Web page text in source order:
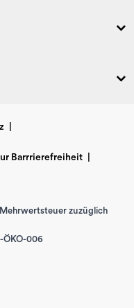
Barrrierefreiheit
zuzüglich
ÖKO-006